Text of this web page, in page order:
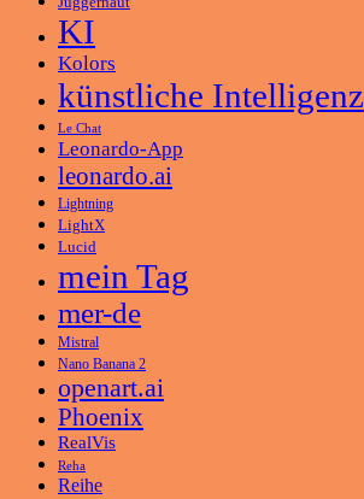
KI
Kolors
künstliche Intelligenz
Le Chat
Leonardo-App
leonardo.ai
Lightning
LightX
Lucid
mein Tag
mer-de
Mistral
Nano Banana 2
openart.ai
Phoenix
RealVis
Reha
Reihe